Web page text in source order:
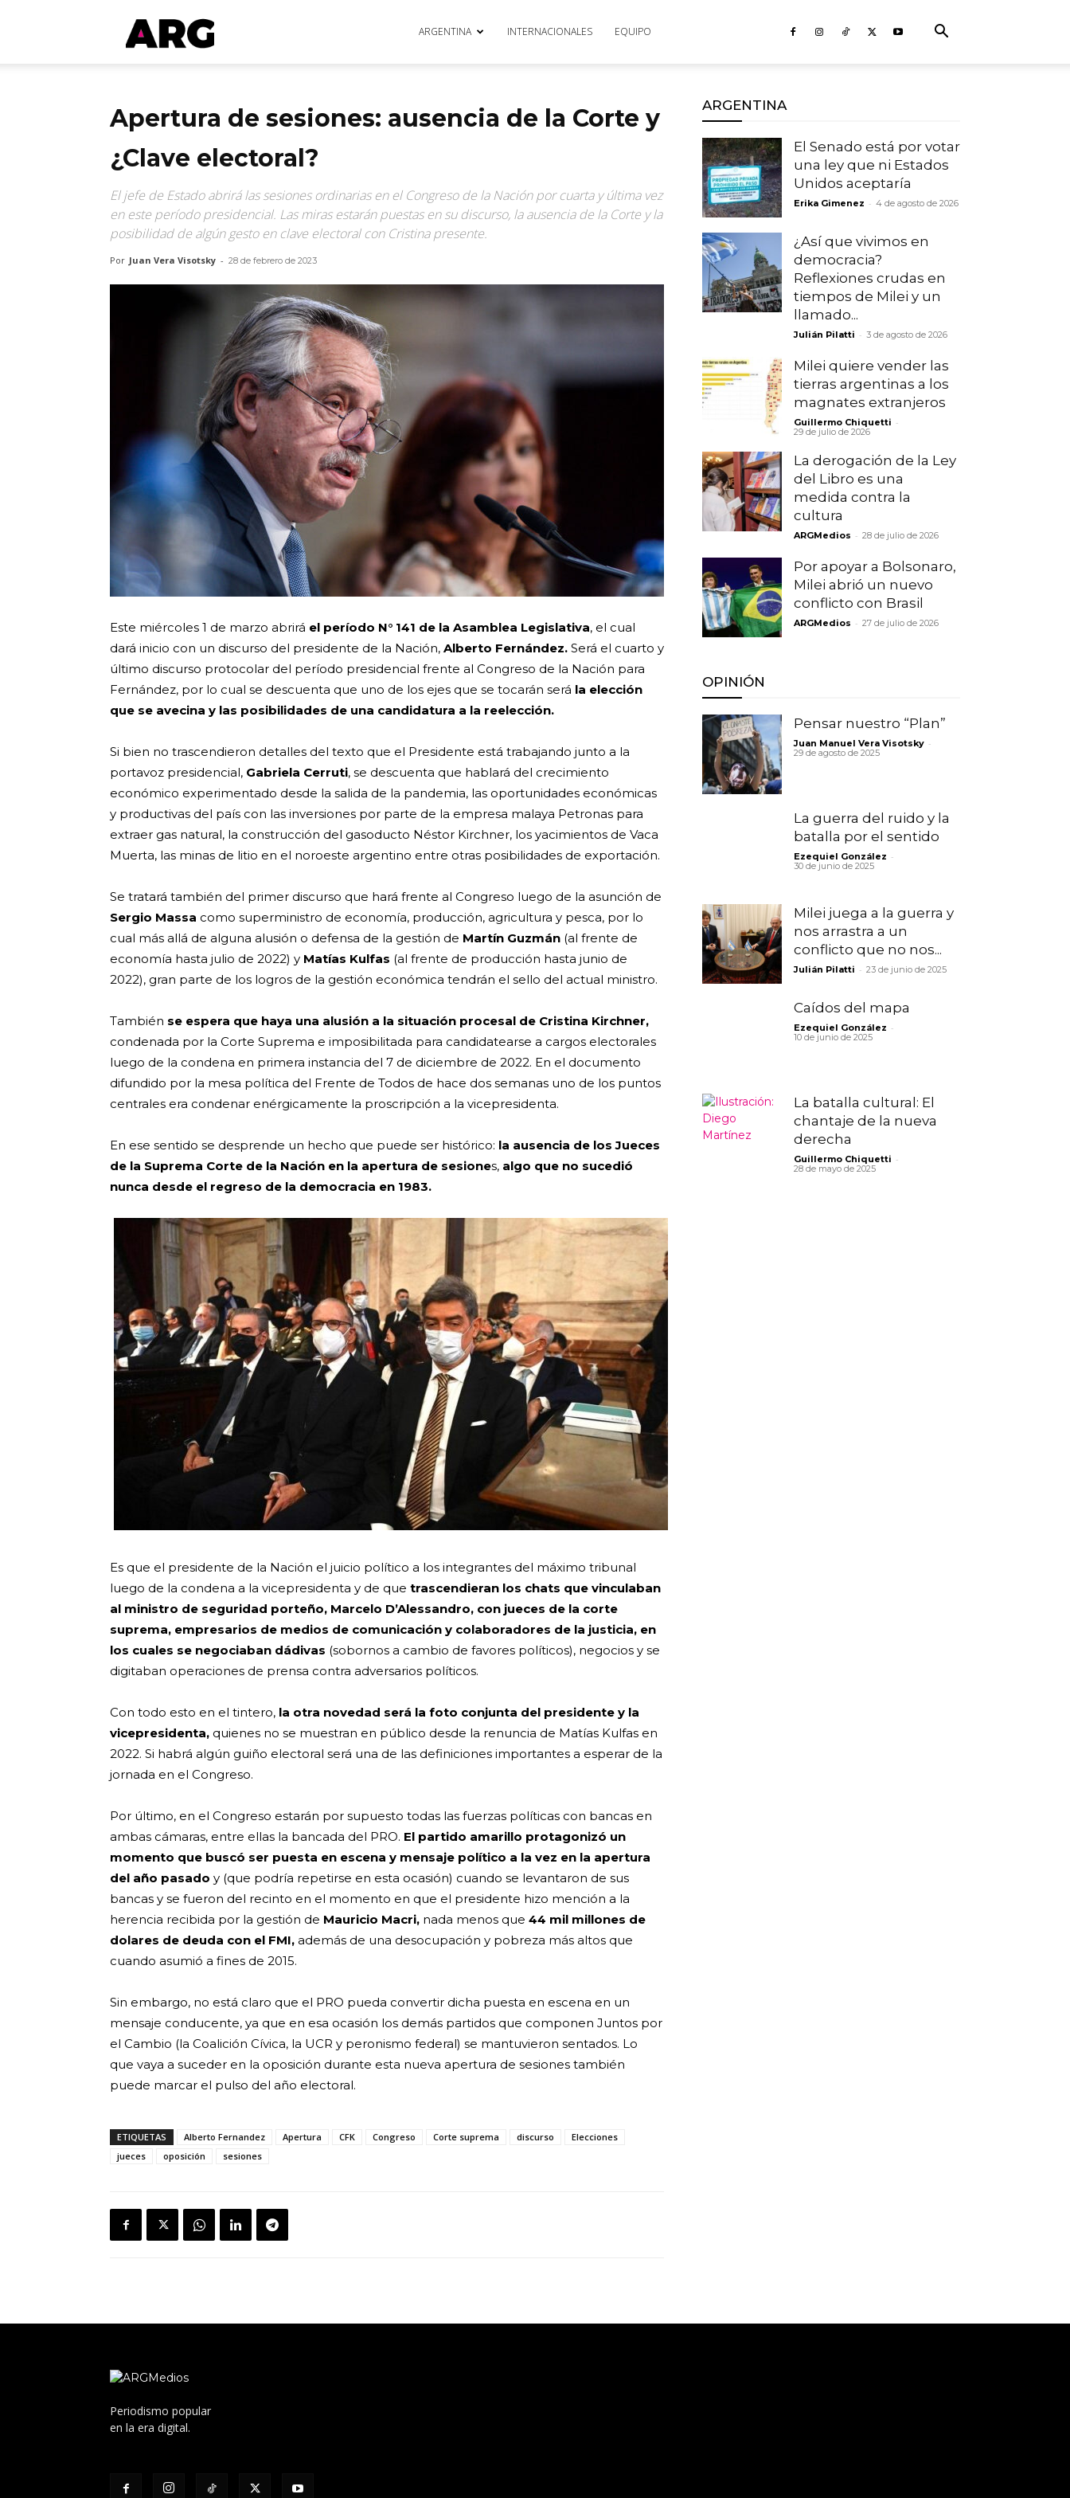
ARGmedios ARGENTINA INTERNACIONALES EQUIPO
Apertura de sesiones: ausencia de la Corte y
¿Clave electoral?
El jefe de Estado abrirá las sesiones ordinarias en el Congreso de la Nación por cuarta y última vez
en este período presidencial. Las miras estarán puestas en su discurso, la ausencia de la Corte y la
posibilidad de algún gesto en clave electoral con Cristina presente.
Por Juan Vera Visotsky - 28 de febrero de 2023
Este miércoles 1 de marzo abrirá el período N° 141 de la Asamblea Legislativa, el cual
dará inicio con un discurso del presidente de la Nación, Alberto Fernández. Será el cuarto y
último discurso protocolar del período presidencial frente al Congreso de la Nación para
Fernández, por lo cual se descuenta que uno de los ejes que se tocarán será la elección
que se avecina y las posibilidades de una candidatura a la reelección.
Si bien no trascendieron detalles del texto que el Presidente está trabajando junto a la
portavoz presidencial, Gabriela Cerruti, se descuenta que hablará del crecimiento
económico experimentado desde la salida de la pandemia, las oportunidades económicas
y productivas del país con las inversiones por parte de la empresa malaya Petronas para
extraer gas natural, la construcción del gasoducto Néstor Kirchner, los yacimientos de Vaca
Muerta, las minas de litio en el noroeste argentino entre otras posibilidades de exportación.
Se tratará también del primer discurso que hará frente al Congreso luego de la asunción de
Sergio Massa como superministro de economía, producción, agricultura y pesca, por lo
cual más allá de alguna alusión o defensa de la gestión de Martín Guzmán (al frente de
economía hasta julio de 2022) y Matías Kulfas (al frente de producción hasta junio de
2022), gran parte de los logros de la gestión económica tendrán el sello del actual ministro.
También se espera que haya una alusión a la situación procesal de Cristina Kirchner,
condenada por la Corte Suprema e imposibilitada para candidatearse a cargos electorales
luego de la condena en primera instancia del 7 de diciembre de 2022. En el documento
difundido por la mesa política del Frente de Todos de hace dos semanas uno de los puntos
centrales era condenar enérgicamente la proscripción a la vicepresidenta.
En ese sentido se desprende un hecho que puede ser histórico: la ausencia de los Jueces
de la Suprema Corte de la Nación en la apertura de sesiones, algo que no sucedió
nunca desde el regreso de la democracia en 1983.
Es que el presidente de la Nación el juicio político a los integrantes del máximo tribunal
luego de la condena a la vicepresidenta y de que trascendieran los chats que vinculaban
al ministro de seguridad porteño, Marcelo D’Alessandro, con jueces de la corte
suprema, empresarios de medios de comunicación y colaboradores de la justicia, en
los cuales se negociaban dádivas (sobornos a cambio de favores políticos), negocios y se
digitaban operaciones de prensa contra adversarios políticos.
Con todo esto en el tintero, la otra novedad será la foto conjunta del presidente y la
vicepresidenta, quienes no se muestran en público desde la renuncia de Matías Kulfas en
2022. Si habrá algún guiño electoral será una de las definiciones importantes a esperar de la
jornada en el Congreso.
Por último, en el Congreso estarán por supuesto todas las fuerzas políticas con bancas en
ambas cámaras, entre ellas la bancada del PRO. El partido amarillo protagonizó un
momento que buscó ser puesta en escena y mensaje político a la vez en la apertura
del año pasado y (que podría repetirse en esta ocasión) cuando se levantaron de sus
bancas y se fueron del recinto en el momento en que el presidente hizo mención a la
herencia recibida por la gestión de Mauricio Macri, nada menos que 44 mil millones de
dolares de deuda con el FMI, además de una desocupación y pobreza más altos que
cuando asumió a fines de 2015.
Sin embargo, no está claro que el PRO pueda convertir dicha puesta en escena en un
mensaje conducente, ya que en esa ocasión los demás partidos que componen Juntos por
el Cambio (la Coalición Cívica, la UCR y peronismo federal) se mantuvieron sentados. Lo
que vaya a suceder en la oposición durante esta nueva apertura de sesiones también
puede marcar el pulso del año electoral.
ETIQUETAS Alberto Fernandez Apertura CFK Congreso Corte suprema discurso
Elecciones
jueces
oposición sesiones
ARGENTINA
El Senado está por votar
una ley que ni Estados
Unidos aceptaría
Erika Gimenez - 4 de agosto de 2026
¿Así que vivimos en
democracia?
Reflexiones crudas en
tiempos de Milei y un
llamado...
Julián Pilatti - 3 de agosto de 2026
Milei quiere vender las
tierras argentinas a los
magnates extranjeros
Guillermo Chiquetti -
29 de julio de 2026
La derogación de la Ley
del Libro es una
medida contra la
cultura
ARGMedios - 28 de julio de 2026
Por apoyar a Bolsonaro,
Milei abrió un nuevo
conflicto con Brasil
ARGMedios - 27 de julio de 2026
OPINIÓN
Pensar nuestro “Plan”
Juan Manuel Vera Visotsky -
29 de agosto de 2025
La guerra del ruido y la
batalla por el sentido
Ezequiel González -
30 de junio de 2025
Milei juega a la guerra y
nos arrastra a un
conflicto que no nos...
Julián Pilatti - 23 de junio de 2025
Caídos del mapa
Ezequiel González -
10 de junio de 2025
La batalla cultural: El
chantaje de la nueva
derecha
Guillermo Chiquetti -
28 de mayo de 2025
Periodismo popular
en la era digital.